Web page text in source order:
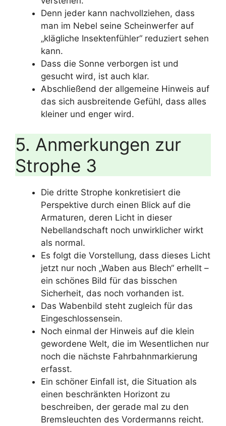
Denn jeder kann nachvollziehen, dass
man im Nebel seine Scheinwerfer auf
„klägliche Insektenfühler“ reduziert sehen
kann.
Dass die Sonne verborgen ist und
gesucht wird, ist auch klar.
Abschließend der allgemeine Hinweis auf
das sich ausbreitende Gefühl, dass alles
kleiner und enger wird.
5. Anmerkungen zur
Strophe 3
Die dritte Strophe konkretisiert die
Perspektive durch einen Blick auf die
Armaturen, deren Licht in dieser
Nebellandschaft noch unwirklicher wirkt
als normal.
Es folgt die Vorstellung, dass dieses Licht
jetzt nur noch „Waben aus Blech“ erhellt –
ein schönes Bild für das bisschen
Sicherheit, das noch vorhanden ist.
Das Wabenbild steht zugleich für das
Eingeschlossensein.
Noch einmal der Hinweis auf die klein
gewordene Welt, die im Wesentlichen nur
noch die nächste Fahrbahnmarkierung
erfasst.
Ein schöner Einfall ist, die Situation als
einen beschränkten Horizont zu
beschreiben, der gerade mal zu den
Bremsleuchten des Vordermanns reicht.